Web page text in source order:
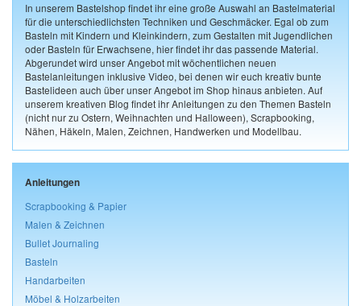
In unserem Bastelshop findet ihr eine große Auswahl an Bastelmaterial
für die unterschiedlichsten Techniken und Geschmäcker. Egal ob zum
Basteln mit Kindern und Kleinkindern, zum Gestalten mit Jugendlichen
oder Basteln für Erwachsene, hier findet ihr das passende Material.
Abgerundet wird unser Angebot mit wöchentlichen neuen
Bastelanleitungen inklusive Video, bei denen wir euch kreativ bunte
Bastelideen auch über unser Angebot im Shop hinaus anbieten. Auf
unserem kreativen Blog findet ihr Anleitungen zu den Themen Basteln
(nicht nur zu Ostern, Weihnachten und Halloween), Scrapbooking,
Nähen, Häkeln, Malen, Zeichnen, Handwerken und Modellbau.
Anleitungen
Scrapbooking & Papier
Malen & Zeichnen
Bullet Journaling
Basteln
Handarbeiten
Möbel & Holzarbeiten